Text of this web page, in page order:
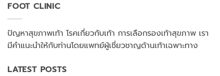
FOOT CLINIC
ปัญหาสุขภาพเท้า โรคเกี่ยวกับเท้า การเลือกรองเท้าสุขภาพ เรา
มีคำแนะนำให้กับท่านโดยแพทย์ผู้เชี่ยวชาญด้านเท้าเฉพาะทาง
LATEST POSTS